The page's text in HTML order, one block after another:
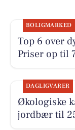
BOLIGMARKED
Top 6 over
Priser op til
DAGLIGVARER
Økologiske
jordbær til